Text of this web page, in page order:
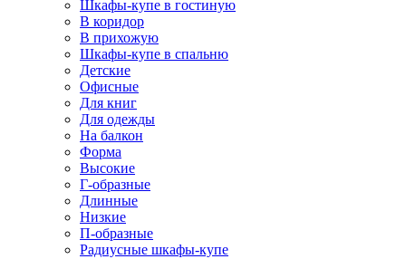
Шкафы-купе в гостиную
В коридор
В прихожую
Шкафы-купе в спальню
Детские
Офисные
Для книг
Для одежды
На балкон
Форма
Высокие
Г-образные
Длинные
Низкие
П-образные
Радиусные шкафы-купе